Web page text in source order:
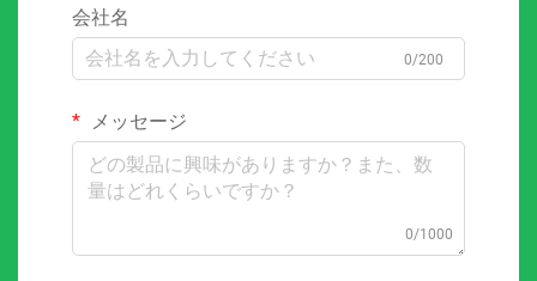
会社名
0/200
メッセージ
0/1000